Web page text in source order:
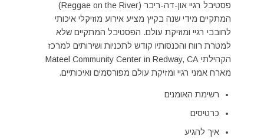
פסטיבל רגיי און-דה-ריבר (Reggae on the River)
המתקיים מידי שנה בקיץ מציע אירוע מוזיקלי איכותי
לחובבי רגיי ומוזיקת עולם. הפסטיבל המתקיים שלא
למטרת רווח והכנסותיו קודש לתכניות ושירותים למרכז
הקהילתי Mateel Community Center in Redway, CA
מארח אמני רגיי ומזיקת עולם מפורסמים ואיכותיים.
רשימת האומנים
כרטיסים
איך להגיע